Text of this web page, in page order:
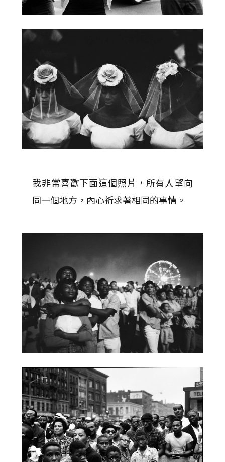
我非常喜歡下面這個照片，所有人望向
同一個地方，內心祈求著相同的事情。